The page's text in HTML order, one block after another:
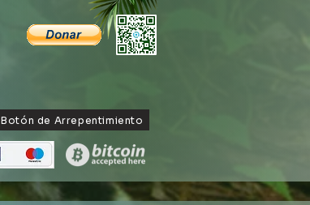
Botón de Arrepentimiento